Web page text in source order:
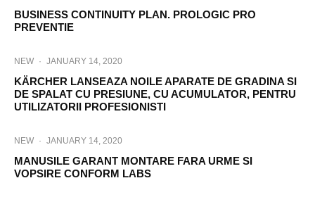
BUSINESS CONTINUITY PLAN. PROLOGIC PRO
PREVENTIE
NEW · JANUARY 14, 2020
KÄRCHER LANSEAZA NOILE APARATE DE GRADINA SI
DE SPALAT CU PRESIUNE, CU ACUMULATOR, PENTRU
UTILIZATORII PROFESIONISTI
NEW · JANUARY 14, 2020
MANUSILE GARANT MONTARE FARA URME SI
VOPSIRE CONFORM LABS